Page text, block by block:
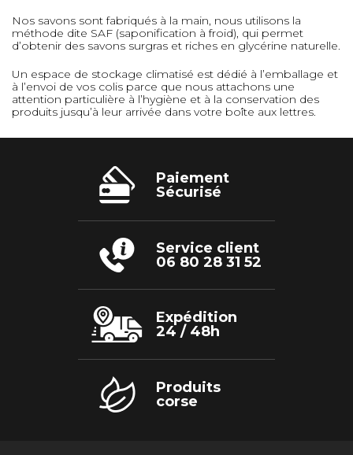
Nos savons sont fabriqués à la main, nous utilisons la
méthode dite SAF (saponification à froid), qui permet
d’obtenir des savons surgras et riches en glycérine naturelle.
Un espace de stockage climatisé est dédié à l’emballage et
à l’envoi de vos colis parce que nous attachons une
attention particulière à l’hygiène et à la conservation des
produits jusqu’à leur arrivée dans votre boîte aux lettres.
Paiement
Sécurisé
Service client
06 80 28 31 52
Expédition
24 / 48h
Produits
corse